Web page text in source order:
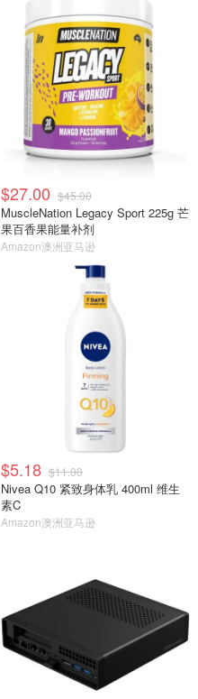
$27.00 $45.00
MuscleNation Legacy Sport 225g 芒
果百香果能量补剂
Amazon澳洲亚马逊
$5.18 $11.00
Nivea Q10 紧致身体乳 400ml 维生
素C
Amazon澳洲亚马逊